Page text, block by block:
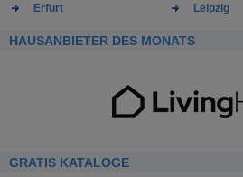
Erfurt
Leipzig
HAUSANBIETER DES MONATS
GRATIS KATALOGE